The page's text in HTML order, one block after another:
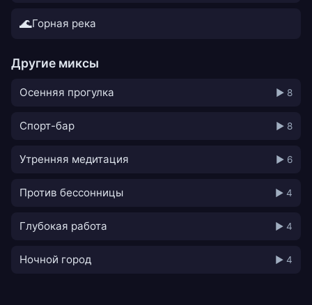
🌊Горная река
Другие миксы
Осенняя прогулка ▶ 8
Спорт-бар ▶ 8
Утренняя медитация ▶ 6
Против бессонницы ▶ 4
Глубокая работа ▶ 4
Ночной город ▶ 4